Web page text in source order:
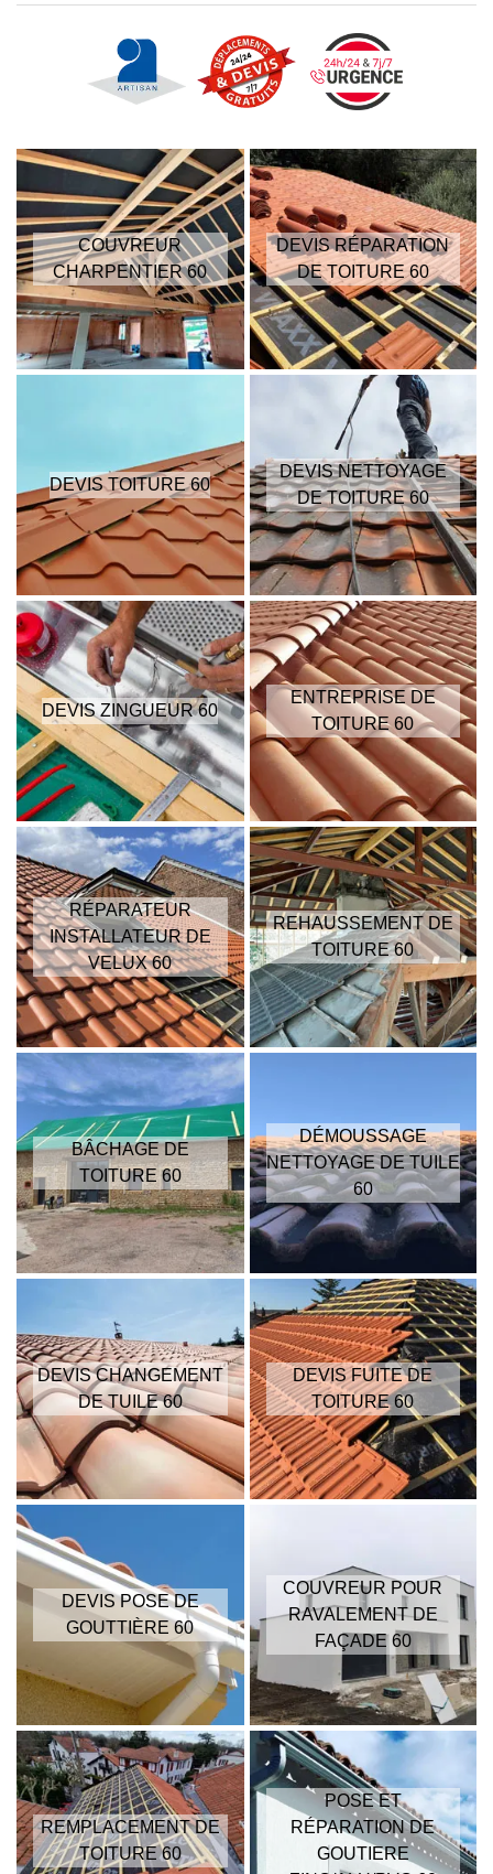
COUVREUR
CHARPENTIER 60
DEVIS RÉPARATION
DE TOITURE 60
DEVIS TOITURE 60
DEVIS NETTOYAGE
DE TOITURE 60
DEVIS ZINGUEUR 60
ENTREPRISE DE
TOITURE 60
RÉPARATEUR
INSTALLATEUR DE
VELUX 60
REHAUSSEMENT DE
TOITURE 60
BÂCHAGE DE
TOITURE 60
DÉMOUSSAGE
NETTOYAGE DE TUILE
60
DEVIS CHANGEMENT
DE TUILE 60
DEVIS FUITE DE
TOITURE 60
DEVIS POSE DE
GOUTTIÈRE 60
COUVREUR POUR
RAVALEMENT DE
FAÇADE 60
REMPLACEMENT DE
TOITURE 60
POSE ET
RÉPARATION DE
GOUTIERE